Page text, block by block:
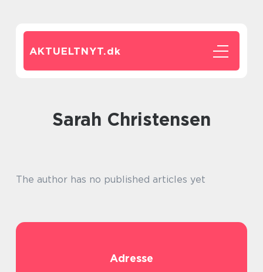
AKTUELTNYT.dk
Sarah Christensen
The author has no published articles yet
Adresse